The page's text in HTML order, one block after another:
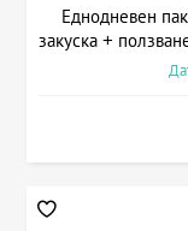
Еднодневен
закуска +